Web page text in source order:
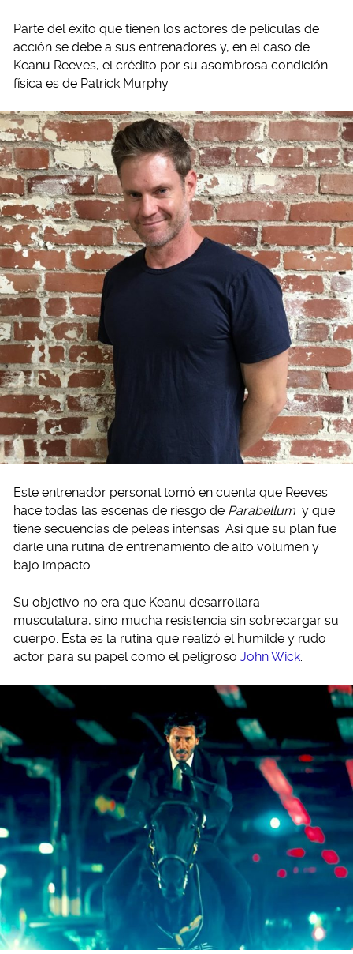
Parte del éxito que tienen los actores de películas de
acción se debe a sus entrenadores y, en el caso de
Keanu Reeves, el crédito por su asombrosa condición
física es de Patrick Murphy.
Este entrenador personal tomó en cuenta que Reeves
hace todas las escenas de riesgo de Parabellum y que
tiene secuencias de peleas intensas. Así que su plan fue
darle una rutina de entrenamiento de alto volumen y
bajo impacto.
Su objetivo no era que Keanu desarrollara
musculatura, sino mucha resistencia sin sobrecargar su
cuerpo. Esta es la rutina que realizó el humilde y rudo
actor para su papel como el peligroso John Wick